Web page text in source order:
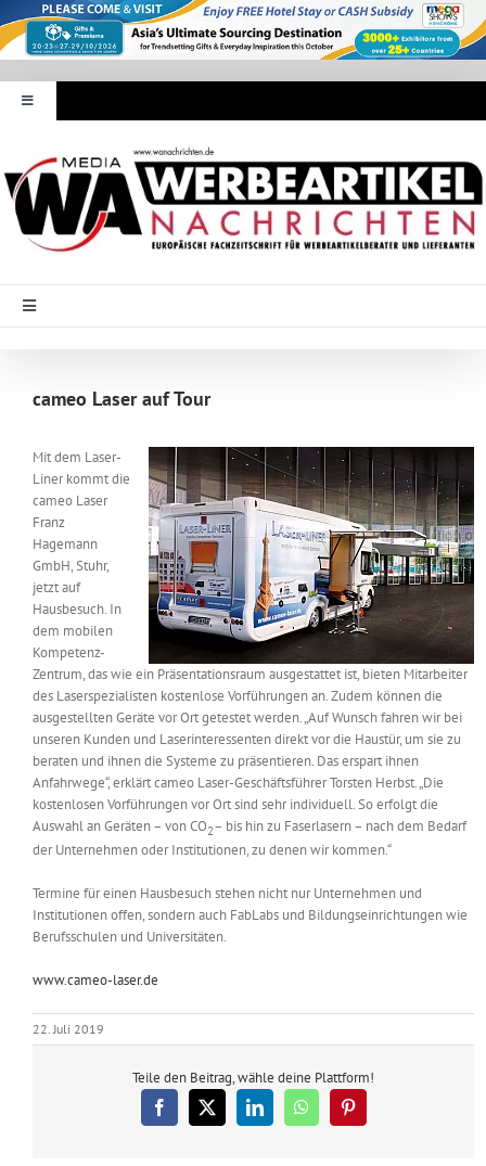
Inhalt
springen
Toggle
Navigation
Werbeartikel Nachrichten
E-Paper
WA Media
Toggle
Messen & Events
Unternehmen
Interviews
Wissen
Product Guide
Suche
nach:
cameo Laser auf Tour
Mit dem Laser-
Liner kommt die
cameo Laser
Franz
Hagemann
GmbH, Stuhr,
jetzt auf
Hausbesuch. In
dem mobilen
Kompetenz-
Zentrum, das wie ein Präsentationsraum ausgestattet ist, bieten Mitarbeiter
des Laserspezialisten kostenlose Vorführungen an. Zudem können die
ausgestellten Geräte vor Ort getestet werden. „Auf Wunsch fahren wir bei
unseren Kunden und Laserinteressenten direkt vor die Haustür, um sie zu
beraten und ihnen die Systeme zu präsentieren. Das erspart ihnen
Anfahrwege“, erklärt cameo Laser-Geschäftsführer Torsten Herbst. „Die
kostenlosen Vorführungen vor Ort sind sehr individuell. So erfolgt die
Auswahl an Geräten – von CO2– bis hin zu Faserlasern – nach dem Bedarf
der Unternehmen oder Institutionen, zu denen wir kommen.“
Termine für einen Hausbesuch stehen nicht nur Unternehmen und
Institutionen offen, sondern auch FabLabs und Bildungseinrichtungen wie
Berufsschulen und Universitäten.
www.cameo-laser.de
22. Juli 2019
Teile den Beitrag, wähle deine Plattform!
Facebook
X LinkedInWhatsAppPinterest